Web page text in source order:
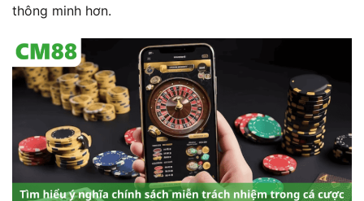
thông minh hơn.